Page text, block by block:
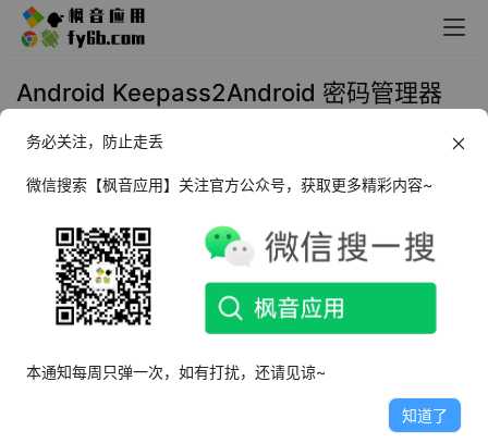
Android Keepass2Android 密码管理器
2026年3月25日 17:39 黑科技
前言
在数字时代，我们每个人都拥有数十甚至上百个网络账号，
密码管理成为了不容忽视的安全课题。重复使用密码容易导
致连锁泄露，而记忆复杂密码又让人头疼，一款可靠的
就成了刚需。今天就给大家分享一款专注安全与隐私
，它凭借开源
务必关注，防止走丢
微信搜索【枫音应用】关注官方公众号，获取更多精彩内容~
本通知每周只弹一次，如有打扰，还请见谅~
知道了